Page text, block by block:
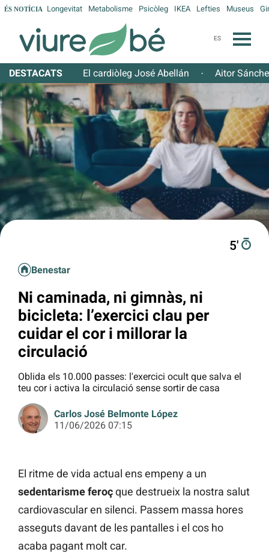
ÉS NOTÍCIA Longevitat Metabolisme Psicòleg IKEA Lefties Museus
ES
DESTACATS El cardiòleg José Abellán · Aitor
5′
Benestar
Ni caminada, ni gimnàs, ni
bicicleta: l’exercici clau per
cuidar el cor i millorar la
circulació
Oblida els 10.000 passes: l'exercici ocult que salva el
teu cor i activa la circulació sense sortir de casa
Carlos José Belmonte López
11/06/2026 07:15
El ritme de vida actual ens empeny a un
sedentarisme feroçque destrueix la nostra salut
cardiovascular en silenci. Passem massa hores
asseguts davant de les pantalles i el cos ho
acaba pagant molt car.